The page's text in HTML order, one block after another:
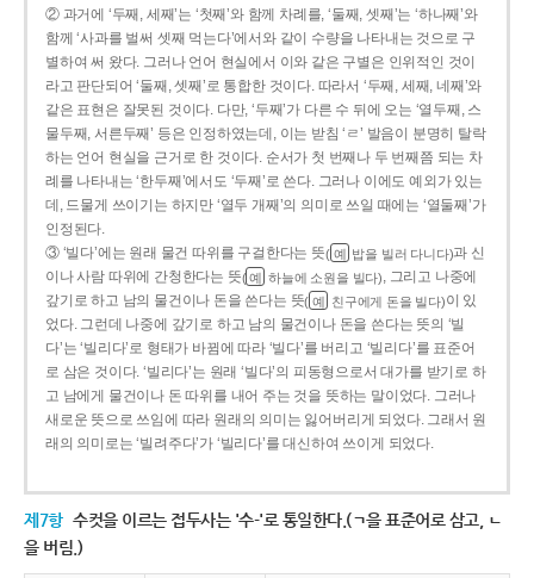
② 과거에 ‘두째, 세째’는 ‘첫째’와 함께 차례를, ‘둘째, 셋째’는 ‘하나째’와
함께 ‘사과를 벌써 셋째 먹는다’에서와 같이 수량을 나타내는 것으로 구
별하여 써 왔다. 그러나 언어 현실에서 이와 같은 구별은 인위적인 것이
라고 판단되어 ‘둘째, 셋째’로 통합한 것이다. 따라서 ‘두째, 세째, 네째’와
같은 표현은 잘못된 것이다. 다만, ‘두째’가 다른 수 뒤에 오는 ‘열두째, 스
물두째, 서른두째’ 등은 인정하였는데, 이는 받침 ‘ㄹ’ 발음이 분명히 탈락
하는 언어 현실을 근거로 한 것이다. 순서가 첫 번째나 두 번째쯤 되는 차
례를 나타내는 ‘한두째’에서도 ‘두째’로 쓴다. 그러나 이에도 예외가 있는
데, 드물게 쓰이기는 하지만 ‘열두 개째’의 의미로 쓰일 때에는 ‘열둘째’가
인정된다.
③ ‘빌다’에는 원래 물건 따위를 구걸한다는 뜻( 예 밥을 빌러 다니다)과 신
이나 사람 따위에 간청한다는 뜻( 예 하늘에 소원을 빌다), 그리고 나중에
갚기로 하고 남의 물건이나 돈을 쓴다는 뜻( 예 친구에게 돈을 빌다)이 있
었다. 그런데 나중에 갚기로 하고 남의 물건이나 돈을 쓴다는 뜻의 ‘빌
다’는 ‘빌리다’로 형태가 바뀜에 따라 ‘빌다’를 버리고 ‘빌리다’를 표준어
로 삼은 것이다. ‘빌리다’는 원래 ‘빌다’의 피동형으로서 대가를 받기로 하
고 남에게 물건이나 돈 따위를 내어 주는 것을 뜻하는 말이었다. 그러나
새로운 뜻으로 쓰임에 따라 원래의 의미는 잃어버리게 되었다. 그래서 원
래의 의미로는 ‘빌려주다’가 ‘빌리다’를 대신하여 쓰이게 되었다.
제7항 수컷을 이르는 접두사는 '수-'로 통일한다.(ㄱ을 표준어로 삼고, ㄴ
을 버림.)